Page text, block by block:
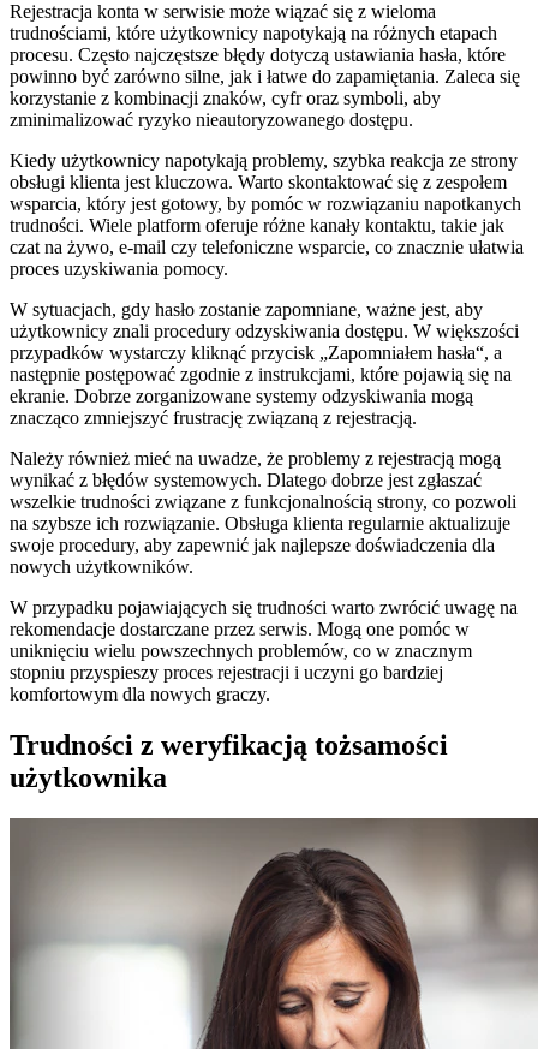
Rejestracja konta w serwisie może wiązać się z wieloma
trudnościami, które użytkownicy napotykają na różnych etapach
procesu. Często najczęstsze błędy dotyczą ustawiania hasła, które
powinno być zarówno silne, jak i łatwe do zapamiętania. Zaleca się
korzystanie z kombinacji znaków, cyfr oraz symboli, aby
zminimalizować ryzyko nieautoryzowanego dostępu.
Kiedy użytkownicy napotykają problemy, szybka reakcja ze strony
obsługi klienta jest kluczowa. Warto skontaktować się z zespołem
wsparcia, który jest gotowy, by pomóc w rozwiązaniu napotkanych
trudności. Wiele platform oferuje różne kanały kontaktu, takie jak
czat na żywo, e-mail czy telefoniczne wsparcie, co znacznie ułatwia
proces uzyskiwania pomocy.
W sytuacjach, gdy hasło zostanie zapomniane, ważne jest, aby
użytkownicy znali procedury odzyskiwania dostępu. W większości
przypadków wystarczy kliknąć przycisk „Zapomniałem hasła“, a
następnie postępować zgodnie z instrukcjami, które pojawią się na
ekranie. Dobrze zorganizowane systemy odzyskiwania mogą
znacząco zmniejszyć frustrację związaną z rejestracją.
Należy również mieć na uwadze, że problemy z rejestracją mogą
wynikać z błędów systemowych. Dlatego dobrze jest zgłaszać
wszelkie trudności związane z funkcjonalnością strony, co pozwoli
na szybsze ich rozwiązanie. Obsługa klienta regularnie aktualizuje
swoje procedury, aby zapewnić jak najlepsze doświadczenia dla
nowych użytkowników.
W przypadku pojawiających się trudności warto zwrócić uwagę na
rekomendacje dostarczane przez serwis. Mogą one pomóc w
uniknięciu wielu powszechnych problemów, co w znacznym
stopniu przyspieszy proces rejestracji i uczyni go bardziej
komfortowym dla nowych graczy.
Trudności z weryfikacją tożsamości
użytkownika